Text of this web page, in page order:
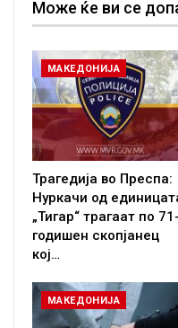
Може ќе ви се
МАКЕДОНИЈА
Трагедија во Преспа:
Нуркачи од
„Тигар“ трагаат по 71-
годишен скопјанец
кој…
МАКЕДОНИЈА